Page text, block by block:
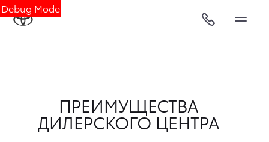
Debug Mode
ПРЕИМУЩЕСТВА
ДИЛЕРСКОГО ЦЕНТРА